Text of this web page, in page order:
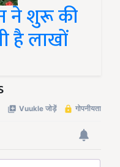
ने शुरू की
है लाखों